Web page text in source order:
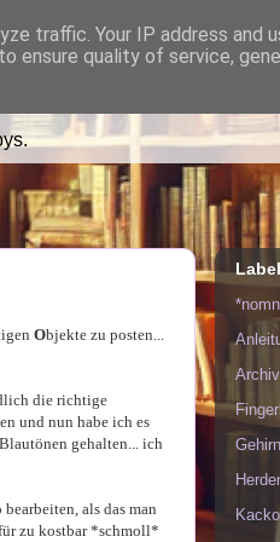
Objekte zu posten...
die richtige
und nun habe ich es
gehalten... ich
als das man
zu kostbar *schmoll*
Archiv
traffic. Your IP address and
ensure quality of service,